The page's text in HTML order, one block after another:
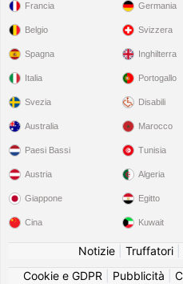
Francia
Belgio
Spagna
Italia
Svezia
Germania
Svizzera
Inghilterra
Portogallo
Disabili
Australia
Paesi Bassi
Austria
Giappone
Cina
Marocco
Tunisia
Algeria
Egitto
Kuwait
Notizie| Truffatori|
Cookie e GDPR
Pubblicità